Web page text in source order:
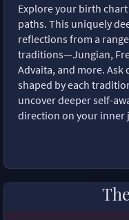
Explore your birth
paths. This uniquely
reflections from a
traditions—Jungian,
Advaita, and more.
shaped by each
uncover deeper self-
direction on your inner